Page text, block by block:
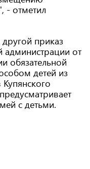
- отметил
приказ
администрации от
обязательной
детей из
с детьми.